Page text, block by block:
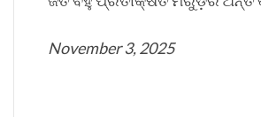
November 3, 2025